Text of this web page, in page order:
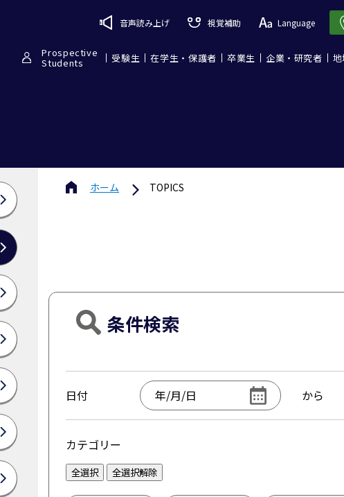
音声読み上げ 視覚補助 Language
Prospective
Students 受験生 在学生・保護者 卒業生 企業・研究者
ホーム TOPICS
条件検索
日付 から
カテゴリー
全選択 全選択解除